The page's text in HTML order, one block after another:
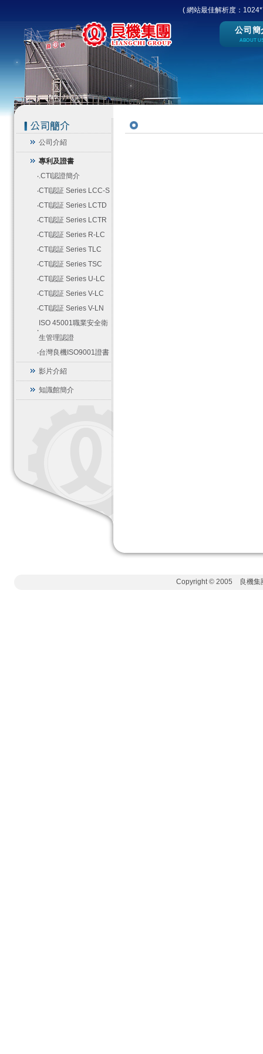
( 網站最佳解析度：
公司簡
ABOUT
公司介紹
專利及證書
‧.CTI認證簡介
‧CTI認証 Series LCC-S
‧CTI認証 Series LCTD
‧CTI認証 Series LCTR
‧CTI認証 Series R-LC
‧CTI認証 Series TLC
‧CTI認証 Series TSC
‧CTI認証 Series U-LC
‧CTI認証 Series V-LC
‧CTI認証 Series V-LN
‧
ISO 45001職業安全衛
生管理認證
‧台灣良機ISO9001證書
影片介紹
知識館簡介
Copyright © 2005 良機